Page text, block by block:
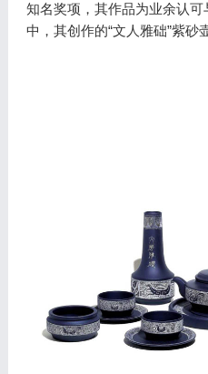
知名奖项，其作品为业余认
中，其创作的“文人雅础”紫砂